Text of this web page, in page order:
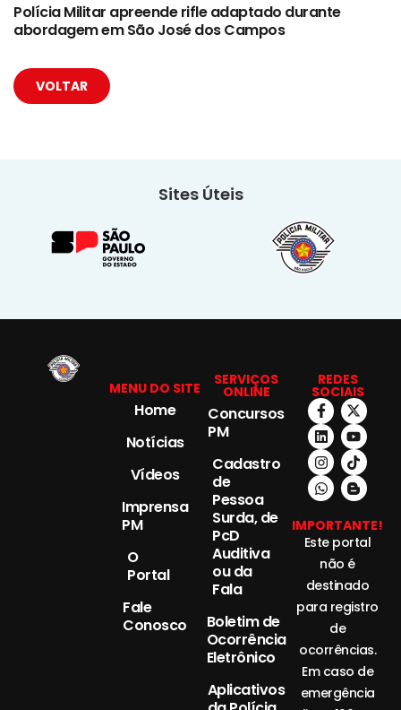
Polícia Militar apreende rifle adaptado durante
abordagem em São José dos Campos
VOLTAR
Sites Úteis
MENU DO SITE
Home
Notícias
Vídeos
Imprensa
PM
O
Portal
Fale
Conosco
SERVIÇOS
ONLINE
Concursos
PM
Cadastro
de
Pessoa
Surda, de
PcD
Auditiva
ou da
Fala
Boletim de
Ocorrência
Eletrônico
Aplicativos
REDES
SOCIAIS
IMPORTANTE!
Este portal
não é
destinado
para registro
de
ocorrências.
Em caso de
emergência